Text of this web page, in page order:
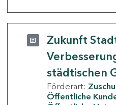
Zukunft
städtischen
Förderart:
Öffentliche